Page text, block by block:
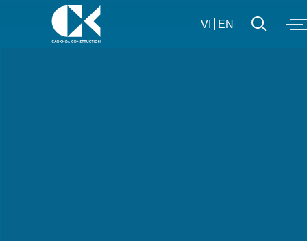
VI EN